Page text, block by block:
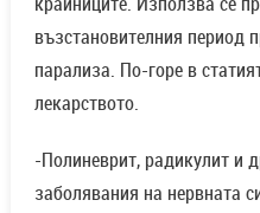
възстановителния период
парализа. По-горе в
лекарството.
-Полиневрит, радикулит и
заболявания на нервната